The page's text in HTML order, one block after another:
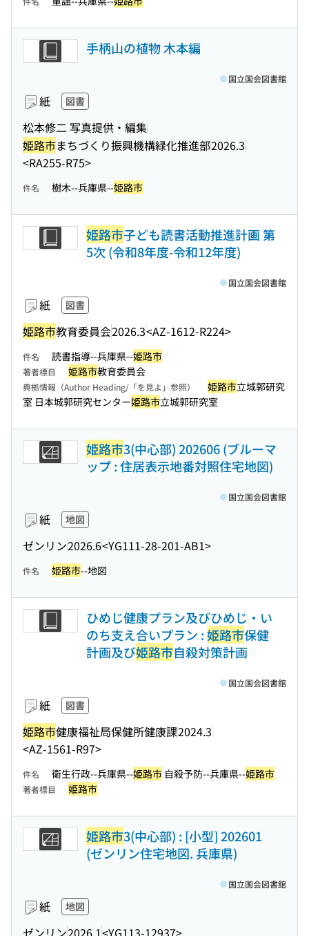
手柄山の植物 木本編
紙 図書
松本修二 写真提供・編集
姫路市まちづくり振興機構緑化推進部2026.3
<RA255-R75>
国立国会図書館
件名 樹木--兵庫県--姫路市
姫路市子ども読書活動推進計画 第
5次 (令和8年度-令和12年度)
紙 図書
姫路市教育委員会2026.3<AZ-1612-R224>
国立国会図書館
件名 読書指導--兵庫県--姫路市
著者標目 姫路市教育委員会
典拠情報（Author Heading/「を見よ」参照） 姫路市立城郭研究
室 日本城郭研究センター姫路市立城郭研究室
姫路市3(中心部) 202606 (ブルーマ
ップ : 住居表示地番対照住宅地図)
紙 地図
ゼンリン2026.6<YG111-28-201-AB1>
国立国会図書館
件名 姫路市--地図
ひめじ健康プラン及びひめじ・い
のち支え合いプラン :姫路市保健
計画及び姫路市自殺対策計画
紙 図書
姫路市健康福祉局保健所健康課2024.3
<AZ-1561-R97>
国立国会図書館
件名 衛生行政--兵庫県--姫路市 自殺予防--兵庫県--姫路市
著者標目 姫路市
姫路市3(中心部) : [小型] 202601
(ゼンリン住宅地図. 兵庫県)
紙 地図
ゼンリン2026.1<YG113-12937>
国立国会図書館